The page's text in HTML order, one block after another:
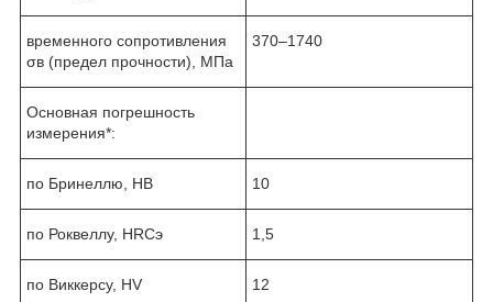
временного сопротивления
σв (предел прочности), МПа
370–1740
Основная погрешность
измерения*:
по Бринеллю, НВ 10
по Роквеллу, НRСэ 1,5
по Виккерсу, HV 12